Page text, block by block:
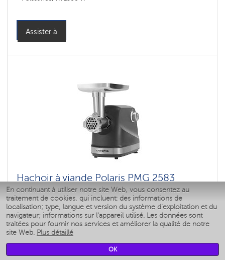
En continuant à utiliser notre site Web, vous consentez au
traitement de cookies, qui incluent: des informations de
localisation; type, langue et version du système d'exploitation et du
navigateur; informations sur l'appareil utilisé. Les données sont
traitées pour fournir nos services et améliorer la qualité de notre
site Web. Plus détaillé
OK
Assister à
Hachoir à viande Polaris PMG 2583
Couleur: 100
Puissance, W: 600 W
Assister à